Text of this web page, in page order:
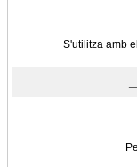
S'utilitza amb